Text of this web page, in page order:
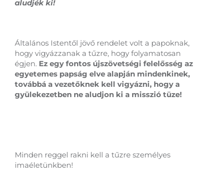
aludjék ki!
Általános Istentől jövő rendelet volt a papoknak,
hogy vigyázzanak a tűzre, hogy folyamatosan
égjen. Ez egy fontos újszövetségi felelősség az
egyetemes papság elve alapján mindenkinek,
továbbá a vezetőknek kell vigyázni, hogy a
gyülekezetben ne aludjon ki a misszió tüze!
Minden reggel rakni kell a tűzre személyes
imaéletünkben!